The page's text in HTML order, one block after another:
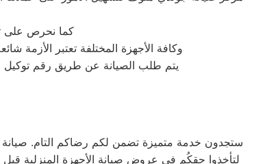
كما نحرص على
وكافة الأجهزة المختلفة تعتبر الأزمة
يتم طلب الصيانة عن طريق رقم توكيل جولدي الموحد 0235699066 أو الموقع الالكترونى او الارقام المبينة بالموقع .
ستجدون خدمة متميزة تضمن لكم رضاكم التام. صيانة